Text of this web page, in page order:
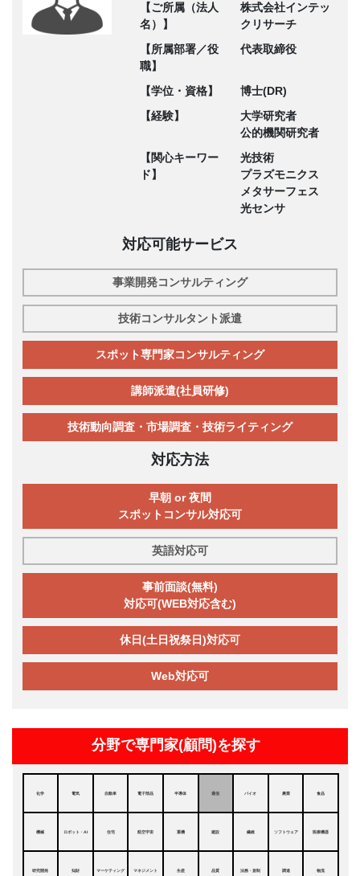
【ご所属（法人
名）】
株式会社インテッ
クリサーチ
【所属部署／役
職】
代表取締役
【学位・資格】
博士(DR)
【経験】
大学研究者
公的機関研究者
【関心キーワー
ド】
光技術
プラズモニクス
メタサーフェス
光センサ
対応可能サービス
事業開発コンサルティング
技術コンサルタント派遣
スポット専門家コンサルティング
講師派遣(社員研修)
技術動向調査・市場調査・技術ライティング
対応方法
早朝 or 夜間
スポットコンサル対応可
英語対応可
事前面談(無料)
対応可(WEB対応含む)
休日(土日祝祭日)対応可
Web対応可
分野で専門家(顧問)を探す
化学 電気 自動車 電子部品 半導体 通信 バイオ 農業 食品
機械 ロボット・AI 住宅 航空宇宙 重機 建設 繊維 ソフトウェア 医療機器
研究開発 知財 マーケティング マネジメント 生産 品質 法務・規制 調達 物流